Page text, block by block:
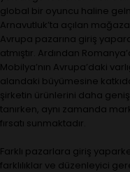
global bir oyuncu haline
Arnavutluk’ta açılan
Avrupa pazarına giriş
atmıştır. Ardından
Mobilya’nın Avrupa’daki
alandaki büyümesine
şirketin ürünlerini daha
tanırken, aynı zamanda
fırsatı sunmaktadır.
Farklı pazarlara giriş
farklılıklar ve düzenleyici